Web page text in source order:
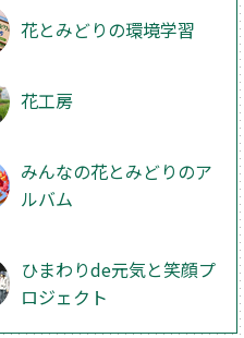
花とみどりの環境学習
花工房
みんなの花とみどりのア
ルバム
ひまわりde元気と笑顔プ
ロジェクト